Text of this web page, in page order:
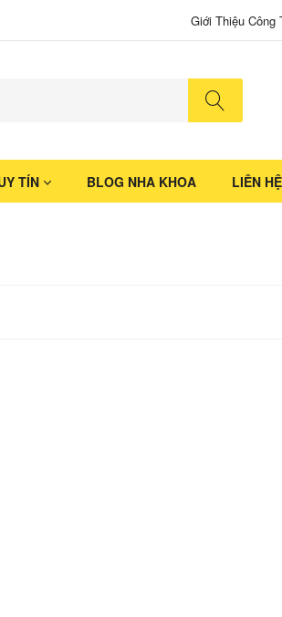
Giới Thiệu Công
TÍN BLOG NHA KHOA LIÊN